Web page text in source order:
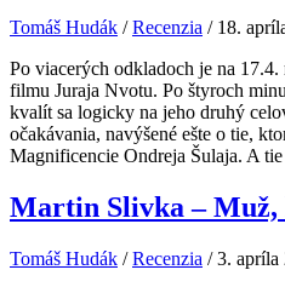
Tomáš Hudák /Recenzia / 18.
Po viacerých odkladoch je na
filmu Juraja Nvotu. Po štyroch
kvalít sa logicky na jeho druhý
očakávania, navýšené ešte o tie,
Magnificencie Ondreja Šulaja. A
Martin Slivka –
Tomáš Hudák /Recenzia /3. apríla